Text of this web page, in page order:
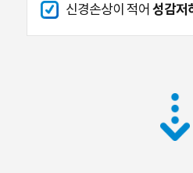
신경손상이 적어 성감저